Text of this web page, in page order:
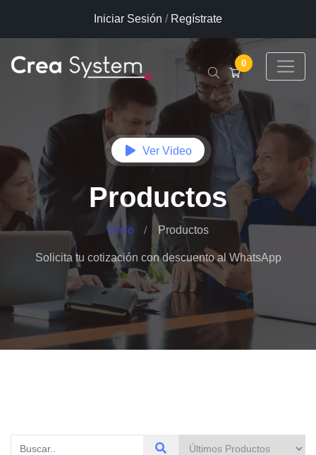
Iniciar Sesión / Regístrate
0
Ver Video
Productos
Inicio Productos
Solicita tu cotización con descuento al WhatsApp